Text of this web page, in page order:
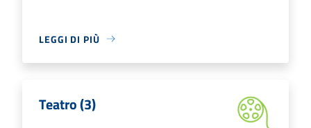
LEGGI DI PIÙ
Teatro (3)